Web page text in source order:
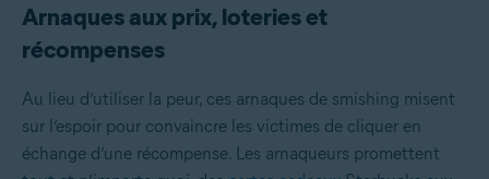
Arnaques aux prix, loteries et
récompenses
Au lieu d’utiliser la peur, ces arnaques de smishing misent
sur l’espoir pour convaincre les victimes de cliquer en
échange d’une récompense. Les arnaqueurs promettent